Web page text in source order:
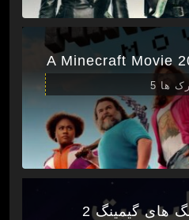
ها 5
های گیمینگ 2